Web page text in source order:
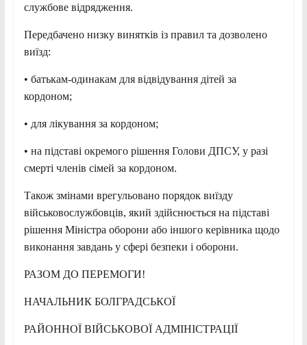
службове відрядження.
Передбачено низку винятків із правил та дозволено
виїзд:
• батькам-одинакам для відвідування дітей за
кордоном;
• для лікування за кордоном;
• на підставі окремого рішення Голови ДПСУ, у разі
смерті членів сімей за кордоном.
Також змінами врегульовано порядок виїзду
військовослужбовців, який здійснюється на підставі
рішення Міністра оборони або іншого керівника щодо
виконання завдань у сфері безпеки і оборони.
РАЗОМ ДО ПЕРЕМОГИ!
НАЧАЛЬНИК БОЛГРАДСЬКОЇ
РАЙОННОЇ ВІЙСЬКОВОЇ АДМІНІСТРАЦІЇ